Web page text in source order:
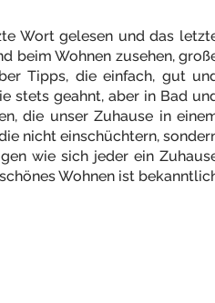
Wort gelesen und das
beim Wohnen zusehen,
Tipps, die einfach, gut
stets geahnt, aber in Bad
die unser Zuhause in
nicht einschüchtern,
wie sich jeder ein
Wohnen ist